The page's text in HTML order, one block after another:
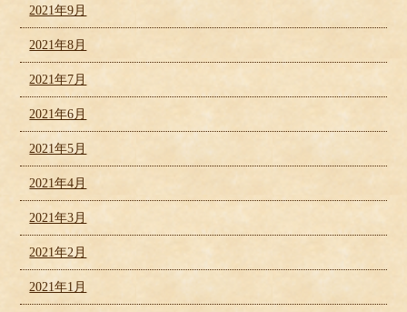
2021年9月
2021年8月
2021年7月
2021年6月
2021年5月
2021年4月
2021年3月
2021年2月
2021年1月